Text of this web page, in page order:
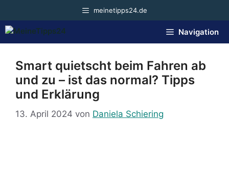
springen
meinetipps24.de
Navigation
Smart quietscht beim Fahren ab
und zu – ist das normal? Tipps
und Erklärung
13. April 2024 von Daniela Schiering